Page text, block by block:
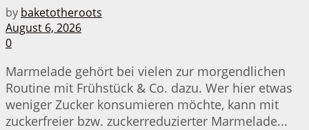
by baketotheroots
August 6, 2026
0
Marmelade gehört bei vielen zur morgendlichen
Routine mit Frühstück & Co. dazu. Wer hier etwas
weniger Zucker konsumieren möchte, kann mit
zuckerfreier bzw. zuckerreduzierter Marmelade...